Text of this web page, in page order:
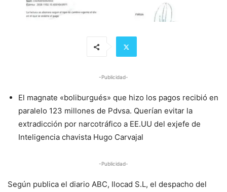
-Publicidad-
El magnate «boliburgués» que hizo los pagos recibió en
paralelo 123 millones de Pdvsa. Querían evitar la
extradicción por narcotráfico a EE.UU del exjefe de
Inteligencia chavista Hugo Carvajal
-Publicidad-
Según publica el diario ABC, Ilocad S.L, el despacho del